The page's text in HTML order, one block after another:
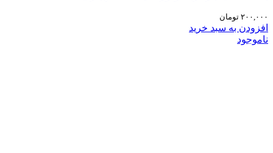
۲۰۰,۰۰۰ تومان
افزودن به سبد خرید
ناموجود